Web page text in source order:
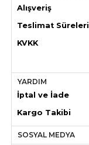
Alışveriş
Teslimat Süreleri
KVKK
YARDIM
İptal ve İade
Kargo Takibi
SOSYAL MEDYA